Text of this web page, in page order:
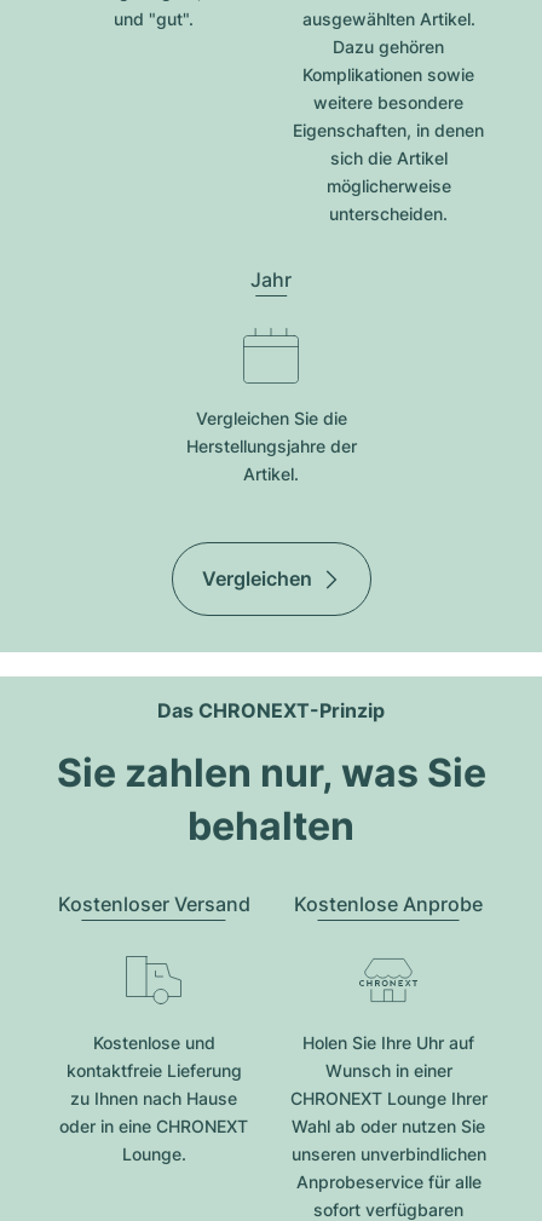
und "gut".
ausgewählten Artikel.
Dazu gehören
Komplikationen sowie
weitere besondere
Eigenschaften, in denen
sich die Artikel
möglicherweise
unterscheiden.
Jahr
Vergleichen Sie die
Herstellungsjahre der
Artikel.
Vergleichen
Das CHRONEXT-Prinzip
Sie zahlen nur, was Sie
behalten
Kostenloser Versand
Kostenlose und
kontaktfreie Lieferung
zu Ihnen nach Hause
oder in eine CHRONEXT
Lounge.
Kostenlose Anprobe
Holen Sie Ihre Uhr auf
Wunsch in einer
CHRONEXT Lounge Ihrer
Wahl ab oder nutzen Sie
unseren unverbindlichen
Anprobeservice für alle
sofort verfügbaren